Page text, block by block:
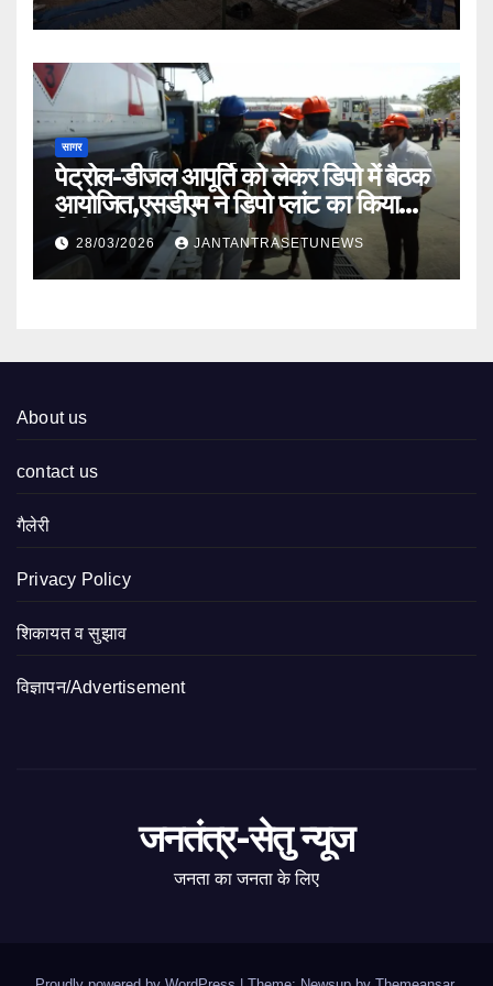
सागर
पेट्रोल-डीजल आपूर्ति को लेकर डिपो में बैठक
आयोजित,एसडीएम ने डिपो प्लांट का किया
निरीक्षण
28/03/2026 JANTANTRASETUNEWS
About us
contact us
गैलेरी
Privacy Policy
शिकायत व सुझाव
विज्ञापन/Advertisement
जनतंत्र-सेतु न्यूज
जनता का जनता के लिए